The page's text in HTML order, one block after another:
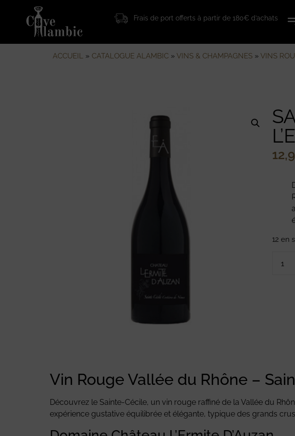
Frais de port offerts à partir de 180€ d’achats
ACCUEIL» CATALOGUE ALAMBIC» VINS & CHAMPAGNES» VINS
12 en
Vin Rouge Vallée du Rhône –
Découvrez le Sainte-Cécile, un vin rouge raffiné de la Vallée du
expérience gustative équilibrée et élégante, typique des grands